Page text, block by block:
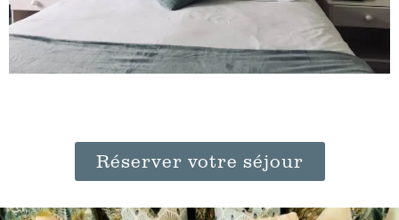
Réserver votre séjour